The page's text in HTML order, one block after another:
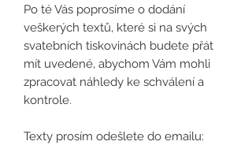
Po té Vás poprosíme o dodání
veškerých textů, které si na svých
svatebních tiskovinách budete přát
mít uvedené, abychom Vám mohli
zpracovat náhledy ke schválení a
kontrole.
Texty prosím odešlete do emailu: